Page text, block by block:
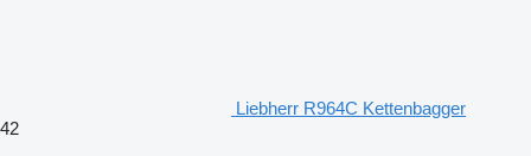
Liebherr R964C Kettenbagger
42